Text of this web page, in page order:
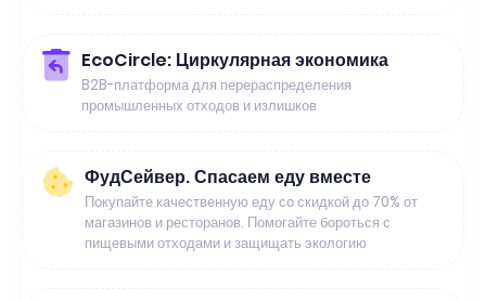
EcoCircle: Циркулярная экономика
B2B-платформа для перераспределения
промышленных отходов и излишков
ФудСейвер. Спасаем еду вместе
Покупайте качественную еду со скидкой до 70% от
магазинов и ресторанов. Помогайте бороться с
пищевыми отходами и защищать экологию